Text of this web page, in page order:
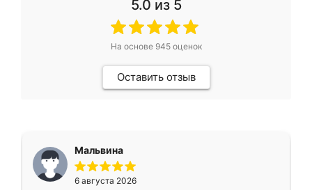
5.0 из 5
На основе 945оценок
Оставить отзыв
Мальвина
6 августа 2026